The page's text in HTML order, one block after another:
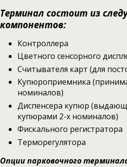
Терминал состоит из
компонентов:
Контроллера
Цветного сенсорного
Считывателя карт (для
Купюроприемника
номиналов)
Диспенсера купюр
купюрами 2-х номиналов)
Фискального регистратора
Терморегулятора
Опции парковочного